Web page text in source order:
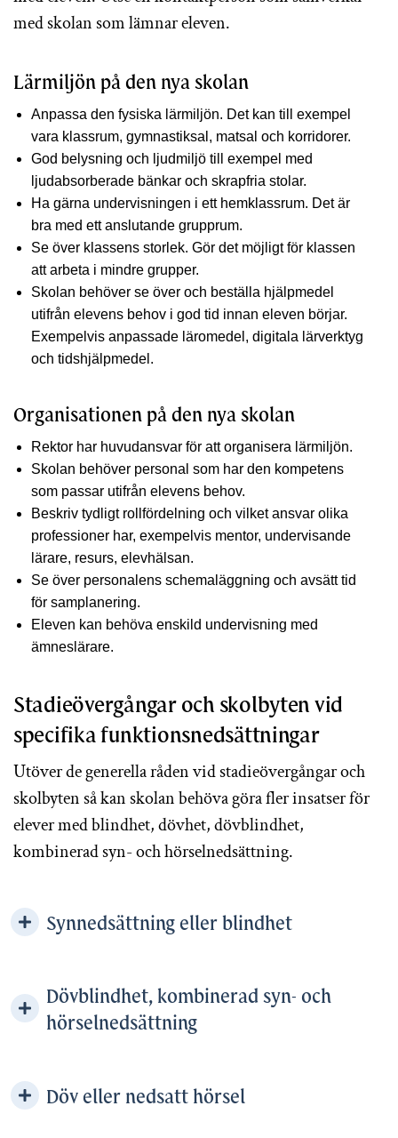
med skolan som lämnar eleven.
Lärmiljön på den nya skolan
Anpassa den fysiska lärmiljön. Det kan till exempel
vara klassrum, gymnastiksal, matsal och korridorer.
God belysning och ljudmiljö till exempel med
ljudabsorberade bänkar och skrapfria stolar.
Ha gärna undervisningen i ett hemklassrum. Det är
bra med ett anslutande grupprum.
Se över klassens storlek. Gör det möjligt för klassen
att arbeta i mindre grupper.
Skolan behöver se över och beställa hjälpmedel
utifrån elevens behov i god tid innan eleven börjar.
Exempelvis anpassade läromedel, digitala lärverktyg
och tidshjälpmedel.
Organisationen på den nya skolan
Rektor har huvudansvar för att organisera lärmiljön.
Skolan behöver personal som har den kompetens
som passar utifrån elevens behov.
Beskriv tydligt rollfördelning och vilket ansvar olika
professioner har, exempelvis mentor, undervisande
lärare, resurs, elevhälsan.
Se över personalens schemaläggning och avsätt tid
för samplanering.
Eleven kan behöva enskild undervisning med
ämneslärare.
Stadieövergångar och skolbyten vid
specifika funktionsnedsättningar
Utöver de generella råden vid stadieövergångar och
skolbyten så kan skolan behöva göra fler insatser för
elever med blindhet, dövhet, dövblindhet,
kombinerad syn- och hörselnedsättning.
Synnedsättning eller blindhet
Dövblindhet, kombinerad syn- och
hörselnedsättning
Döv eller nedsatt hörsel